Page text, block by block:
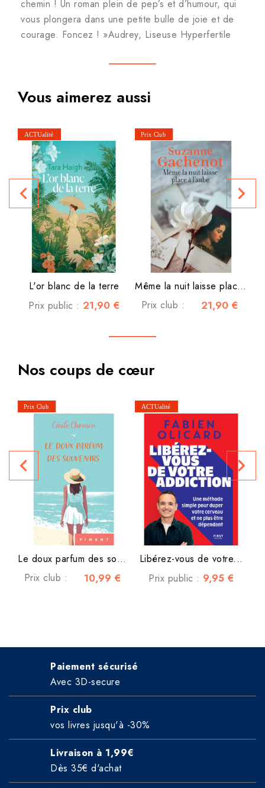
chemin ! Un roman plein de pep’s et d’humour, qui
vous plongera dans une petite bulle de joie et de
courage. Foncez ! »Audrey, Liseuse Hyperfertile
Vous aimerez aussi
L'or blanc de la terre
Prix public : 21,90 €
Même la nuit laisse place à...
Prix club :
21,90 €
navigate_before navigate_next
Nos coups de cœur
Le doux parfum des souvenirs
Prix club :
10,99 €
Libérez-vous de votre...
Prix public : 9,95 €
navigate_before navigate_next
Paiement sécurisé
Avec 3D-secure
Prix club
vos livres jusqu'à -30%
Livraison à 1,99€
Dès 35€ d'achat